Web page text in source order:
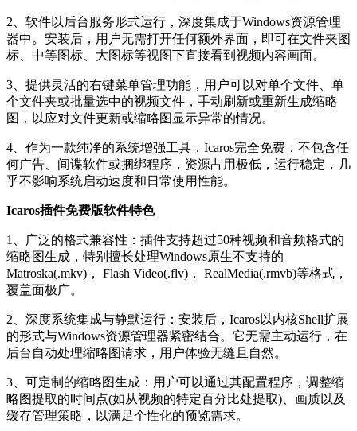
2、软件以后台服务形式运行，深度集成于Windows资源管理
器中。安装后，用户无需打开任何额外界面，即可在文件夹图
标、中等图标、大图标等视图下直接看到视频内容画面。
3、提供灵活的右键菜单管理功能，用户可以对单个文件、单
个文件夹或批量选中的视频文件，手动刷新或重新生成缩略
图，以应对文件更新或缩略图显示异常的情况。
4、作为一款纯净的系统增强工具，Icaros完全免费，不包含任
何广告、间谍软件或捆绑程序，资源占用极低，运行稳定，几
乎不影响系统启动速度和日常使用性能。
Icaros插件免费版软件特色
1、广泛的格式兼容性：插件支持超过50种视频和音频格式的
缩略图生成，特别擅长处理Windows原生不支持的
Matroska(.mkv)， Flash Video(.flv)， RealMedia(.rmvb)等格式，
覆盖面极广。
2、深度系统集成与静默运行：安装后，Icaros以内核Shell扩展
的形式与Windows资源管理器紧密结合。它无需主动运行，在
后台自动处理缩略图请求，用户体验无缝且自然。
3、可定制的缩略图生成：用户可以通过其配置程序，调整缩
略图提取的时间点(如从视频的特定百分比处提取)、画质以及
缓存管理策略，以满足个性化的预览需求。